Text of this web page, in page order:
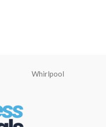
Whirlpool